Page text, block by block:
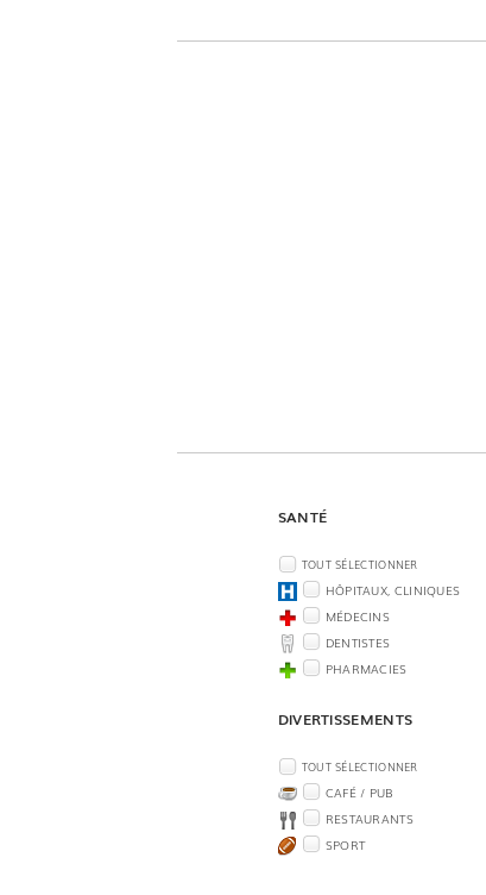
SANTÉ
TOUT SÉLECTIONNER
HÔPITAUX, CLINIQUES
MÉDECINS
DENTISTES
PHARMACIES
DIVERTISSEMENTS
TOUT SÉLECTIONNER
CAFÉ / PUB
RESTAURANTS
SPORT